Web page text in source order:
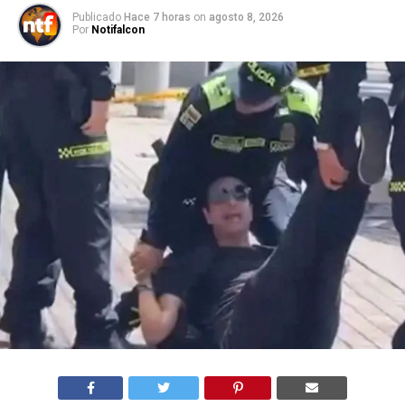
Publicado Hace 7 horas on agosto 8, 2026
Por Notifalcon